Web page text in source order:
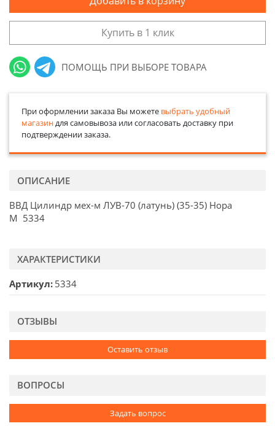
Купить в 1 клик
ПОМОЩЬ ПРИ ВЫБОРЕ ТОВАРА
При оформлении заказа Вы можете выбрать удобный
магазиндля самовывоза или согласовать доставку при
подтверждении заказа.
ОПИСАНИЕ
ВВД Цилиндр мех-м ЛУВ-70 (латунь) (35-35) Нора
М 5334
ХАРАКТЕРИСТИКИ
Артикул 5334
ОТЗЫВЫ
Оставить отзыв
ВОПРОСЫ
Задать вопрос